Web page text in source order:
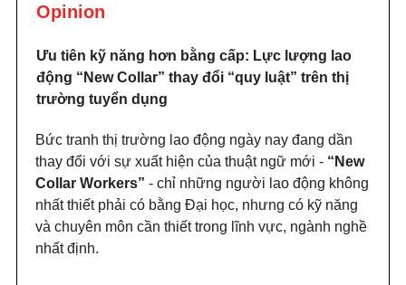
Opinion
Ưu tiên kỹ năng hơn bằng cấp: Lực lượng lao
động “New Collar” thay đổi “quy luật” trên thị
trường tuyển dụng
Bức tranh thị trường lao động ngày nay đang dần
thay đổi với sự xuất hiện của thuật ngữ mới - “New
Collar Workers” - chỉ những người lao động không
nhất thiết phải có bằng Đại học, nhưng có kỹ năng
và chuyên môn cần thiết trong lĩnh vực, ngành nghề
nhất định.